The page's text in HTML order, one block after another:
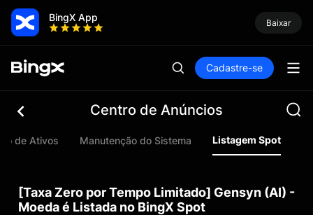
BingX App Baixar
Cadastre-se
Centro de Anúncios
de Ativos Manutenção do Sistema Listagem Spot
[Taxa Zero por Tempo Limitado] Gensyn (AI) -
Moeda é Listada no BingX Spot